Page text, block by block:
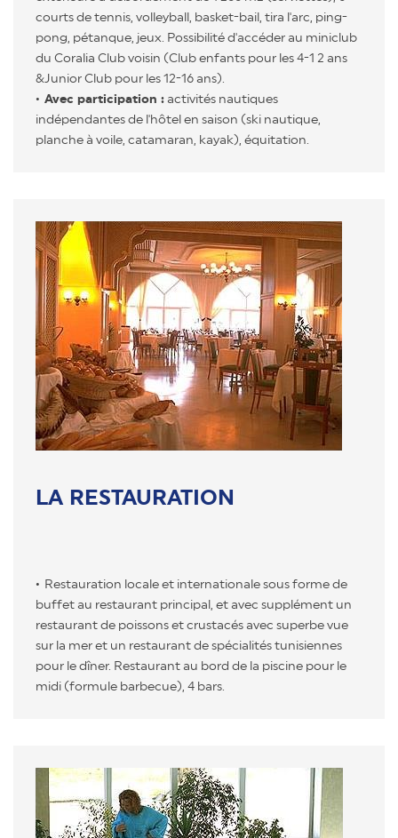
courts de tennis, volleyball, basket-bail, tira l'arc, ping-
pong, pétanque, jeux. Possibilité d'accéder au miniclub
du Coralia Club voisin (Club enfants pour les 4-1 2 ans
&Junior Club pour les 12-16 ans).
Avec participation : activités nautiques
indépendantes de l'hôtel en saison (ski nautique,
planche à voile, catamaran, kayak), équitation.
LA RESTAURATION
Restauration locale et internationale sous forme de
buffet au restaurant principal, et avec supplément un
restaurant de poissons et crustacés avec superbe vue
sur la mer et un restaurant de spécialités tunisiennes
pour le dîner. Restaurant au bord de la piscine pour le
midi (formule barbecue), 4 bars.